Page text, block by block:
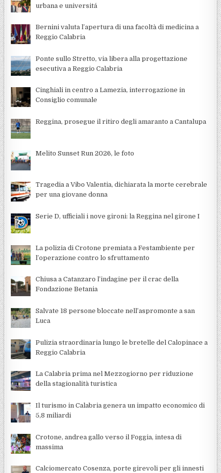
urbana e universitá
Bernini valuta l’apertura di una facoltà di medicina a
Reggio Calabria
Ponte sullo Stretto, via libera alla progettazione
esecutiva a Reggio Calabria
Cinghiali in centro a Lamezia, interrogazione in
Consiglio comunale
Reggina, prosegue il ritiro degli amaranto a Cantalupa
Melito Sunset Run 2026, le foto
Tragedia a Vibo Valentia, dichiarata la morte cerebrale
per una giovane donna
Serie D, ufficiali i nove gironi: la Reggina nel girone I
La polizia di Crotone premiata a Festambiente per
l’operazione contro lo sfruttamento
Chiusa a Catanzaro l’indagine per il crac della
Fondazione Betania
Salvate 18 persone bloccate nell’aspromonte a san
Luca
Pulizia straordinaria lungo le bretelle del Calopinace a
Reggio Calabria
La Calabria prima nel Mezzogiorno per riduzione
della stagionalità turistica
Il turismo in Calabria genera un impatto economico di
5,8 miliardi
Crotone, andrea gallo verso il Foggia, intesa di
massima
Calciomercato Cosenza, porte girevoli per gli innesti